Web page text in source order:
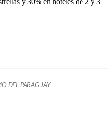
y 30% en hoteles de 2 y 3
DEL PARAGUAY